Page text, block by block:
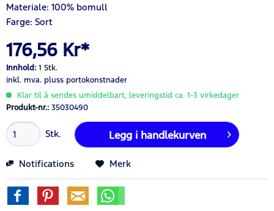
Materiale: 100% bomull
Farge: Sort
176,56 Kr*
Innhold: 1 Stk.
inkl. mva. pluss portokonstnader
Klar til å sendes umiddelbart, leveringstid ca. 1-3 virkedager
Produkt-nr.: 35030490
Stk. Legg i handlekurven
Notifications Merk